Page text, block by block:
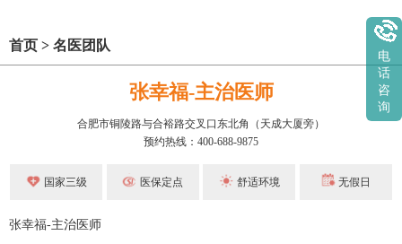
首页 > 名医团队
张幸福-主治医师
合肥市铜陵路与合裕路交叉口东北角（天成大厦旁）
预约热线：400-688-9875
国家三级 医保定点 舒适环境 无假日
张幸福-主治医师
电
话
咨
询